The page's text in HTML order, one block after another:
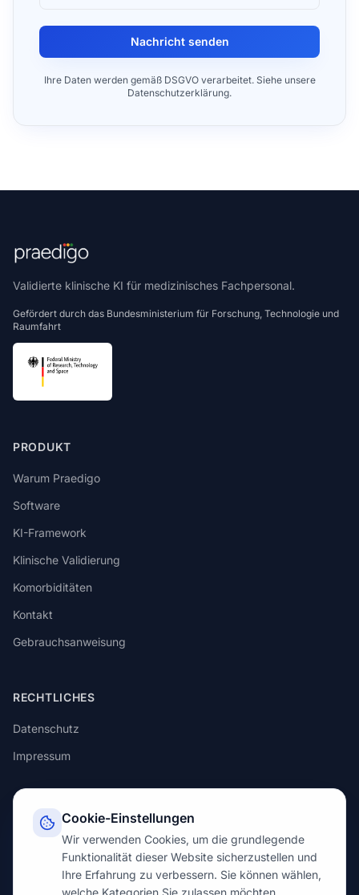
Cookie-Einstellungen
Wir verwenden Cookies, um die grundlegende
Funktionalität dieser Website sicherzustellen und
Ihre Erfahrung zu verbessern. Sie können wählen,
welche Kategorien Sie zulassen möchten.
Nachricht senden
Ihre Daten werden gemäß DSGVO verarbeitet. Siehe unsere
Datenschutzerklärung.
Validierte klinische KI für medizinisches Fachpersonal.
Gefördert durch das Bundesministerium für Forschung, Technologie und
Raumfahrt
PRODUKT
Warum Praedigo
Software
KI-Framework
Klinische Validierung
Komorbiditäten
Kontakt
Gebrauchsanweisung
RECHTLICHES
Datenschutz
Impressum
KONTAKT
info@praedigo.com